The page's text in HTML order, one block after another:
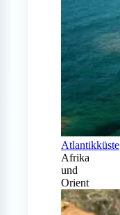
Atlantikküste
Afrika
und
Orient